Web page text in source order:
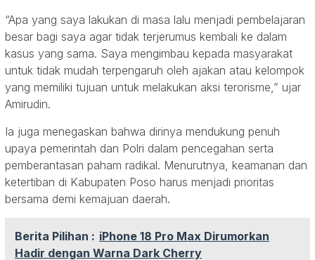
“Apa yang saya lakukan di masa lalu menjadi pembelajaran
besar bagi saya agar tidak terjerumus kembali ke dalam
kasus yang sama. Saya mengimbau kepada masyarakat
untuk tidak mudah terpengaruh oleh ajakan atau kelompok
yang memiliki tujuan untuk melakukan aksi terorisme,” ujar
Amirudin.
Ia juga menegaskan bahwa dirinya mendukung penuh
upaya pemerintah dan Polri dalam pencegahan serta
pemberantasan paham radikal. Menurutnya, keamanan dan
ketertiban di Kabupaten Poso harus menjadi prioritas
bersama demi kemajuan daerah.
Berita Pilihan : iPhone 18 Pro Max Dirumorkan
Hadir dengan Warna Dark Cherry